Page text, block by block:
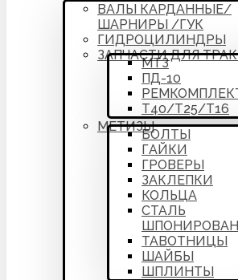
ВАЛЫ КАРДАННЫЕ/
ШАРНИРЫ /ГУК
ГИДРОЦИЛИНДРЫ
ЗАПЧАСТИ ДЛЯ
МТЗ
ПД-10
Т40/Т25/Т16
МЕТИЗЫ
БОЛТЫ
ГАЙКИ
ГРОВЕРЫ
ЗАКЛЕПКИ
КОЛЬЦА
СТАЛЬ
ТАВОТНИЦЫ
ШАЙБЫ
ШПЛИНТЫ